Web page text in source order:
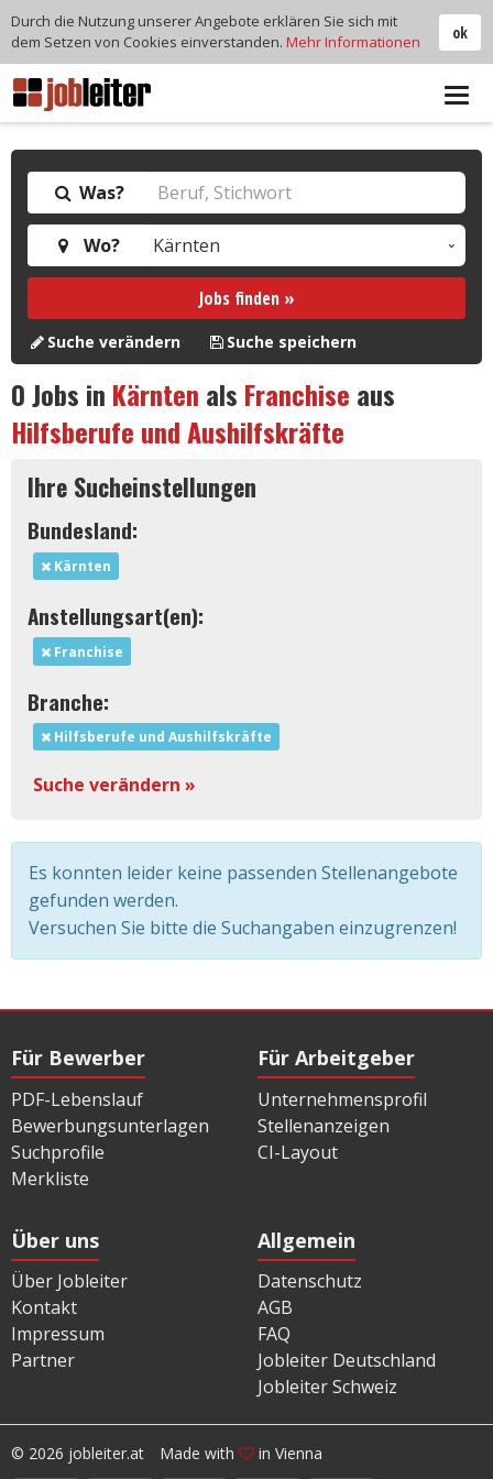
Was?
Wo?
Jobs finden »
Suche verändern Suche speichern
0Jobs in Kärnten als Franchise aus
Hilfsberufe und Aushilfskräfte
Ihre Sucheinstellungen
Bundesland:
Kärnten
Anstellungsart(en):
Franchise
Branche:
Hilfsberufe und Aushilfskräfte
Suche verändern »
Es konnten leider keine passenden Stellenangebote
gefunden werden.
Versuchen Sie bitte die Suchangaben einzugrenzen!
Für Bewerber
PDF-Lebenslauf
Bewerbungsunterlagen
Suchprofile
Merkliste
Für Arbeitgeber
Unternehmensprofil
Stellenanzeigen
CI-Layout
Über uns
Über Jobleiter
Kontakt
Impressum
Partner
Allgemein
Datenschutz
AGB
FAQ
Jobleiter Deutschland
Jobleiter Schweiz
© 2026 jobleiter.at Made with in Vienna
ok
Durch die Nutzung unserer Angebote erklären Sie sich mit
dem Setzen von Cookies einverstanden. Mehr Informationen